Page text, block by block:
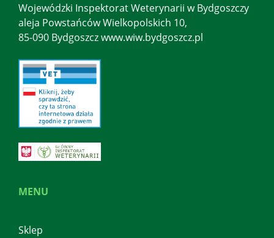
MENU
Sklep
Wojewódzki Inspektorat Weterynarii w Bydgoszczy
aleja Powstańców Wielkopolskich 10,
85-090 Bydgoszcz www.wiw.bydgoszcz.pl